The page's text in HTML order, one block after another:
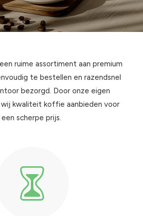
ruime assortiment aan premium
te bestellen en razendsnel
bezorgd. Door onze eigen
wij kwaliteit koffie aanbieden voor
een scherpe prijs.